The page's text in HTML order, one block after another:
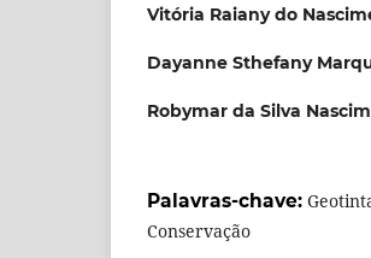
Vitória Raiany do
Dayanne Sthefany
Robymar da Silva
Palavras-chave:
Conservação